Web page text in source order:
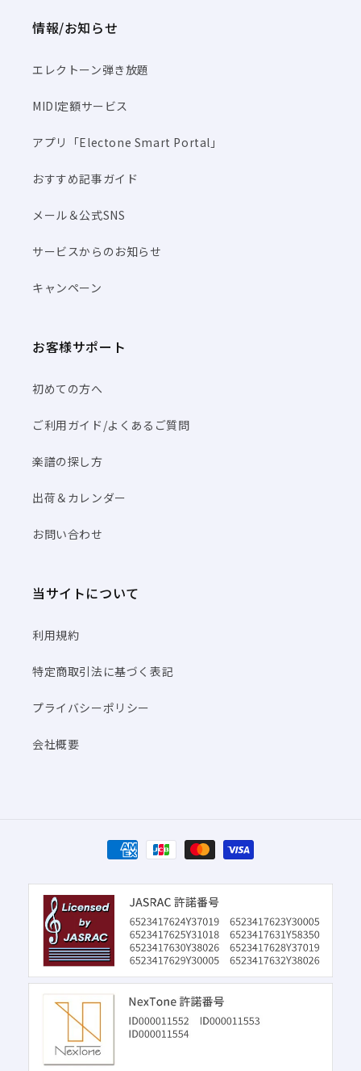
情報/お知らせ
エレクトーン弾き放題
MIDI定額サービス
アプリ「Electone Smart Portal」
おすすめ記事ガイド
メール＆公式SNS
サービスからのお知らせ
キャンペーン
お客様サポート
初めての方へ
ご利用ガイド/よくあるご質問
楽譜の探し方
出荷＆カレンダー
お問い合わせ
当サイトについて
利用規約
特定商取引法に基づく表記
プライバシーポリシー
会社概要
決
済
方
法